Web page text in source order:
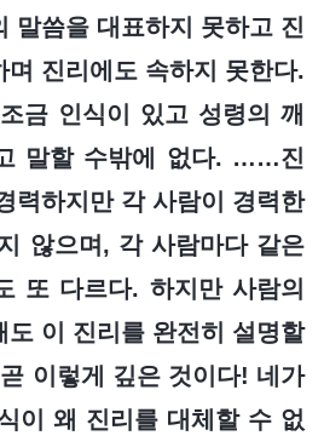
말씀을 대표하지 못하고 진
며 진리에도 속하지 못한다.
금 인식이 있고 성령의 깨
말할 수밖에 없다. ……진
력하지만 각 사람이 경력한
않으며, 각 사람마다 같은
또 다르다. 하지만 사람의
도 이 진리를 완전히 설명할
이렇게 깊은 것이다! 네가
이 왜 진리를 대체할 수 없